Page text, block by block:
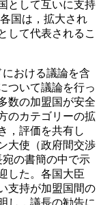
として互いに支持
国は，拡大され
して代表されるこ
おける議論を含
ついて議論を行っ
数の加盟国が安全
のカテゴリーの拡
，評価を共有し
大使（政府間交渉
宛の書簡の中で示
した。各国大臣
支持が加盟国間の
し，議長の勧告に